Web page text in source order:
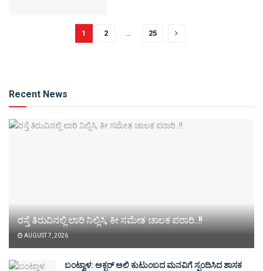
1 2 … 25
Recent News
ರಸ್ತೆ ತಿರುವಿನಲ್ಲಿ ಲಾರಿ ನಿಲ್ಲಿಸಿ, ಕೀ ಸಮೇತ ಚಾಲಕ ಪರಾರಿ..!!
AUGUST 7, 2026
ಬಂಟ್ವಾಳ: ಅಕ್ಬರ್ ಅಲಿ ಕುಟುಂಬದ ಮನವಿಗೆ ಸ್ಪಂದಿಸಿದ ಶಾಸಕ